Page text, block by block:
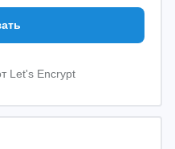
Let's Encrypt